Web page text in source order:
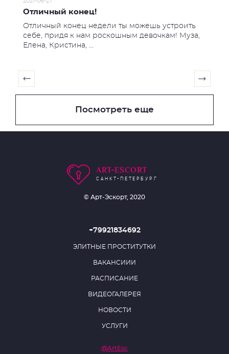
Отличный конец!
Отличный конец недели ты можешь устроить
себе, придя к нам роскошным девочкам! Муза,
Елена, Кристина, ...
Посмотреть еще
ART-ESCORT
САНКТ-ПЕТЕРБУРГ
© Арт-Эскорт, 2020
+79921834692
ЭЛИТНЫЕ ПРОСТИТУТКИ
ВАКАНСИИИ
РАСПИСАНИЕ
ВИДЕОГАЛЕРЕЯ
НОВОСТИ
УСЛУГИ
@ArtEsc